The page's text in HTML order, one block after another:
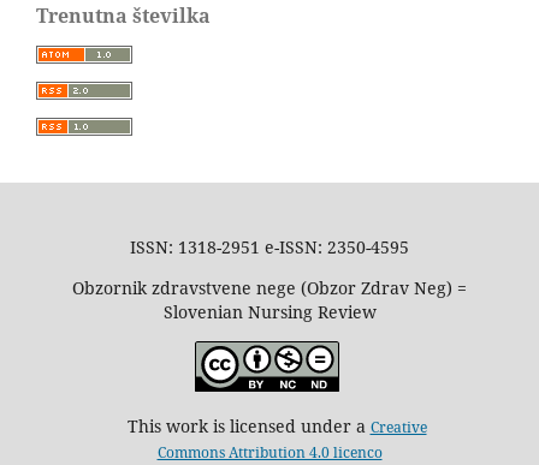
Trenutna številka
ISSN: 1318-2951 e-ISSN: 2350-4595
Obzornik zdravstvene nege (Obzor Zdrav Neg) =
Slovenian Nursing Review
This work is licensed under a Creative
Commons Attribution 4.0 licenco